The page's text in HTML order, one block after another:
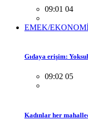
09:01 04
EMEK/
Gıdaya erişim:
09:02 05
Kadınlar her